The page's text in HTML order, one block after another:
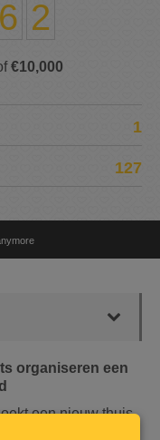
6 2
€10,000
1
127
organiseren een
een nieuw thuis,